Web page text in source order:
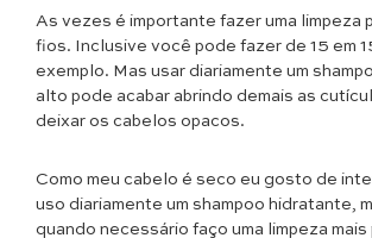
As vezes é importante fazer uma limpeza
fios. Inclusive você pode fazer de 15 em
exemplo. Mas usar diariamente um
alto pode acabar abrindo demais as
deixar os cabelos opacos.
Como meu cabelo é seco eu gosto de
uso diariamente um shampoo hidratante,
quando necessário faço uma limpeza mais